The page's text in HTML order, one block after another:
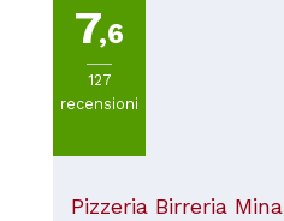
7,6
127
recensioni
Pizzeria Birreria Mina